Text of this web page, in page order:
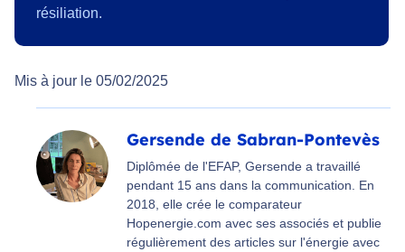
résiliation.
Mis à jour le 05/02/2025
Gersende de Sabran-Pontevès
Diplômée de l'EFAP, Gersende a travaillé
pendant 15 ans dans la communication. En
2018, elle crée le comparateur
Hopenergie.com avec ses associés et publie
régulièrement des articles sur l'énergie avec